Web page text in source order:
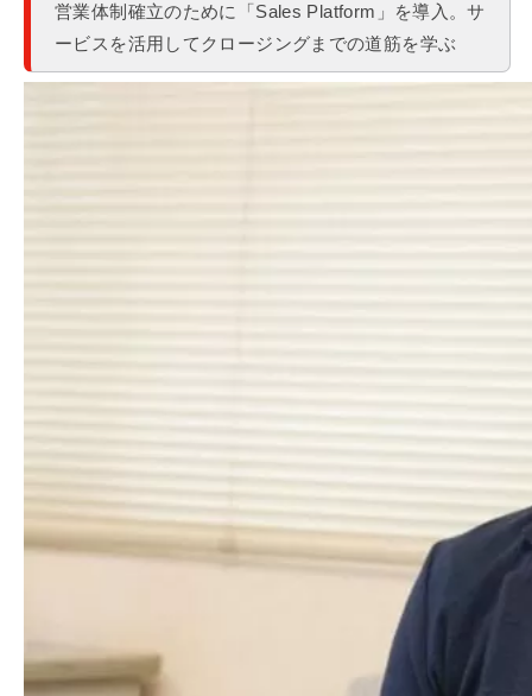
営業体制確立のために「Sales Platform」を導入。サ
ービスを活用してクロージングまでの道筋を学ぶ